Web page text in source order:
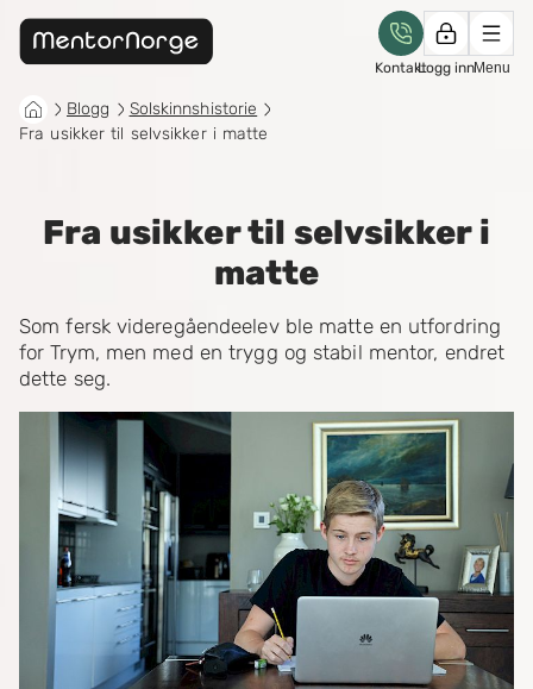
Logg innMenu
Kontakt
Blogg
Solskinnshistorie
Fra usikker til selvsikker i matte
Fra usikker til selvsikker i
matte
Som fersk videregåendeelev ble matte en utfordring
for Trym, men med en trygg og stabil mentor, endret
dette seg.